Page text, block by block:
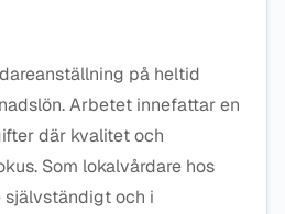
på heltid
Arbetet innefattar en
där kvalitet och
Som lokalvårdare hos
och i